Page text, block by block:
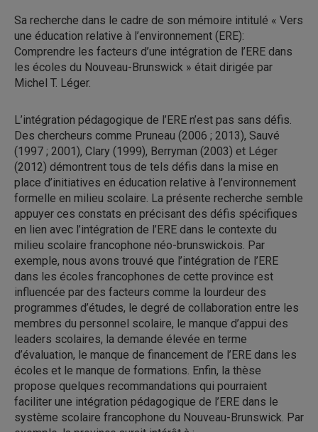
Sa recherche dans le cadre de son mémoire intitulé « Vers
une éducation relative à l’environnement (ERE):
Comprendre les facteurs d’une intégration de l’ERE dans
les écoles du Nouveau-Brunswick » était dirigée par
Michel T. Léger.
L’intégration pédagogique de l’ERE n’est pas sans défis.
Des chercheurs comme Pruneau (2006 ; 2013), Sauvé
(1997 ; 2001), Clary (1999), Berryman (2003) et Léger
(2012) démontrent tous de tels défis dans la mise en
place d’initiatives en éducation relative à l’environnement
formelle en milieu scolaire. La présente recherche semble
appuyer ces constats en précisant des défis spécifiques
en lien avec l’intégration de l’ERE dans le contexte du
milieu scolaire francophone néo-brunswickois. Par
exemple, nous avons trouvé que l’intégration de l’ERE
dans les écoles francophones de cette province est
influencée par des facteurs comme la lourdeur des
programmes d’études, le degré de collaboration entre les
membres du personnel scolaire, le manque d’appui des
leaders scolaires, la demande élevée en terme
d’évaluation, le manque de financement de l’ERE dans les
écoles et le manque de formations. Enfin, la thèse
propose quelques recommandations qui pourraient
faciliter une intégration pédagogique de l’ERE dans le
système scolaire francophone du Nouveau-Brunswick. Par